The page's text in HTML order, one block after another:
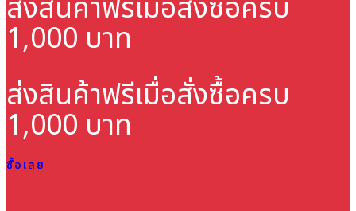
1,000 บาท
ส่งสินค้าฟรีเมื่อสั่งซื้อครบ
1,000 บาท
ซื้อเลย